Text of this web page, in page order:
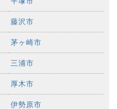
藤沢市
茅ヶ崎市
三浦市
厚木市
伊勢原市